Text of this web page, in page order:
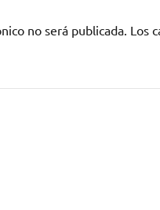
no será publicada. Los